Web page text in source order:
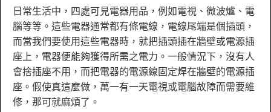
日常生活中，四處可見電器用品，例如電視、微波爐、電
腦等等。這些電器通常都有條電線，電線尾端是個插頭，
而當我們要使用這些電器時，就把插頭插在牆壁或電源插
座上，電器便能夠獲得所需之電力。一般情況下，沒有人
會捨插座不用，而把電器的電源線固定焊在牆壁的電源插
座。假使真這麼做，萬一有一天電視或電腦故障而需要維
修，那可就麻煩了。